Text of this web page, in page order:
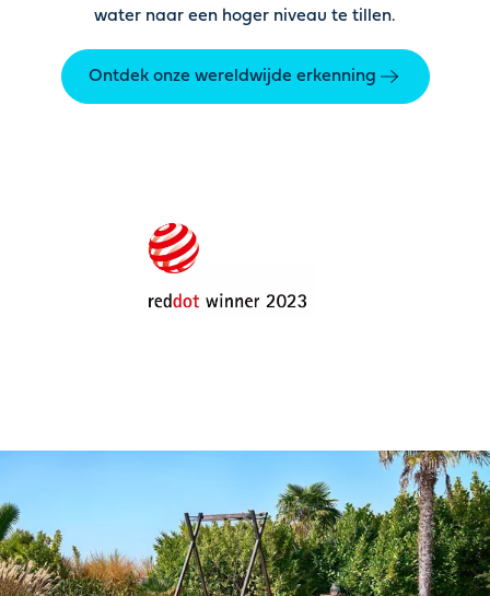
water naar een hoger niveau te tillen.
Ontdek onze wereldwijde erkenning